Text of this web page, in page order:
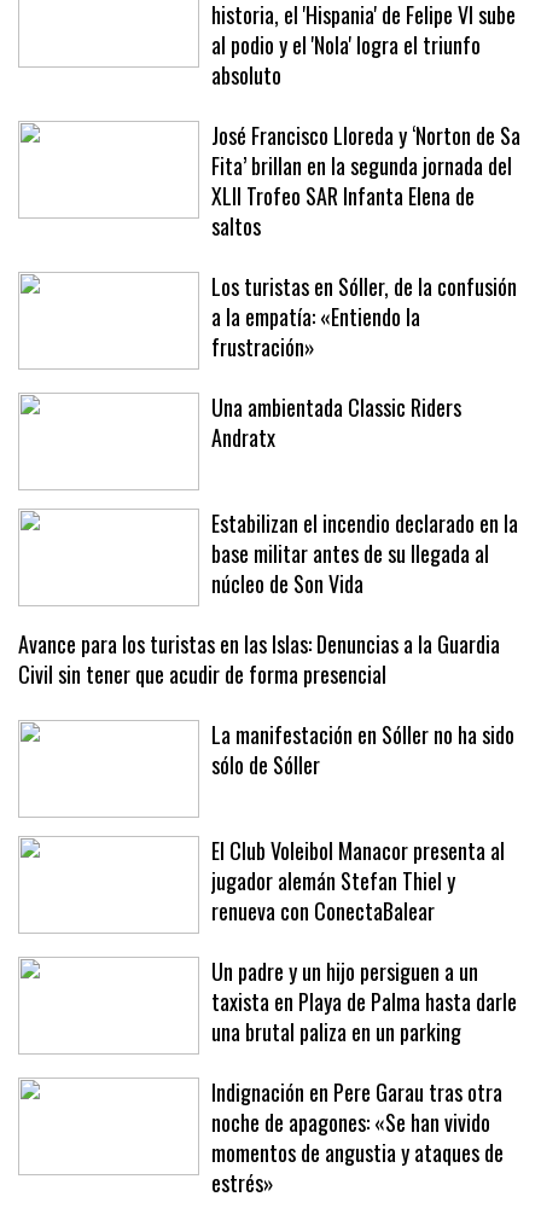
historia, el 'Hispania' de Felipe VI sube
al podio y el 'Nola' logra el triunfo
absoluto
José Francisco Lloreda y ‘Norton de Sa
Fita’ brillan en la segunda jornada del
XLII Trofeo SAR Infanta Elena de
saltos
Los turistas en Sóller, de la confusión
a la empatía: «Entiendo la
frustración»
Una ambientada Classic Riders
Andratx
Estabilizan el incendio declarado en la
base militar antes de su llegada al
núcleo de Son Vida
Avance para los turistas en las Islas: Denuncias a la Guardia
Civil sin tener que acudir de forma presencial
La manifestación en Sóller no ha sido
sólo de Sóller
El Club Voleibol Manacor presenta al
jugador alemán Stefan Thiel y
renueva con ConectaBalear
Un padre y un hijo persiguen a un
taxista en Playa de Palma hasta darle
una brutal paliza en un parking
Indignación en Pere Garau tras otra
noche de apagones: «Se han vivido
momentos de angustia y ataques de
estrés»